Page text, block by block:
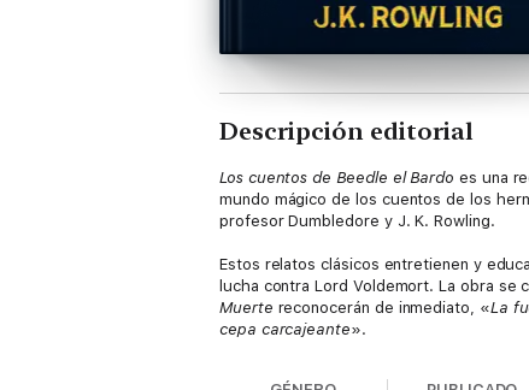
Descripción editorial
Los cuentos de Beedle el Bardo es una
mundo mágico de los cuentos de los
profesor Dumbledore y J. K. Rowling.
Estos relatos clásicos entretienen y
lucha contra Lord Voldemort. La obra se
Muerte reconocerán de inmediato, «La
cepa carcajeante».